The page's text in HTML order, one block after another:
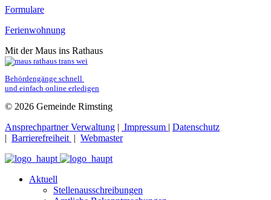
Formulare
Ferienwohnung
Mit der Maus ins Rathaus
Behördengänge schnell
und einfach online erledigen
© 2026 Gemeinde Rimsting
Ansprechpartner Verwaltung | Impressum | Datenschutz
| Barrierefreiheit | Webmaster
Aktuell
Stellenausschreibungen